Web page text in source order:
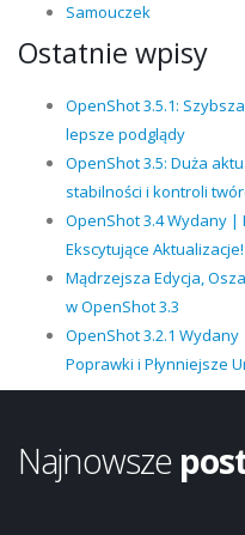
Samouczek
Ostatnie wpisy
OpenShot 3.5.1:
lepsze podglądy
OpenShot 3.5: Duża
stabilności i kontroli
OpenShot 3.4 Wydany |
Ekscytujące Aktualizacje!
Mądrzejsza Edycja,
w OpenShot 3.3
OpenShot 3.2.1
Poprawki i Płynniejsze
Najnowsze